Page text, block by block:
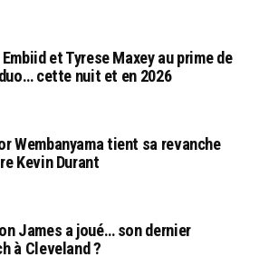
et Tyrese Maxey au prime de
cette nuit et en 2026
Wembanyama tient sa revanche
Kevin Durant
James a joué… son dernier
à Cleveland ?